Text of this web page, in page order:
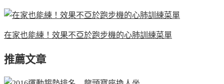
在家也能練！效果不亞於跑步機的心肺訓練菜單
推薦文章